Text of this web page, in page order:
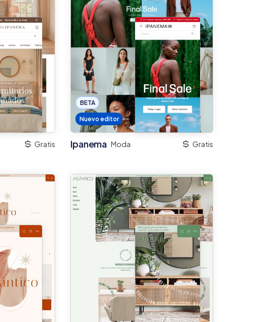
Gratis
BETA
Nuevo editor
Ipanema Moda Gratis